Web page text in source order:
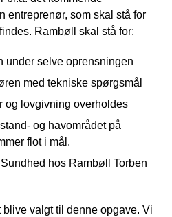
entreprenør, som skal stå for
Rambøll skal stå for:
under selve oprensningen
med tekniske spørgsmål
og lovgivning overholdes
og havområdet på
flot i mål.
hos Rambøll Torben
blive valgt til denne opgave. Vi